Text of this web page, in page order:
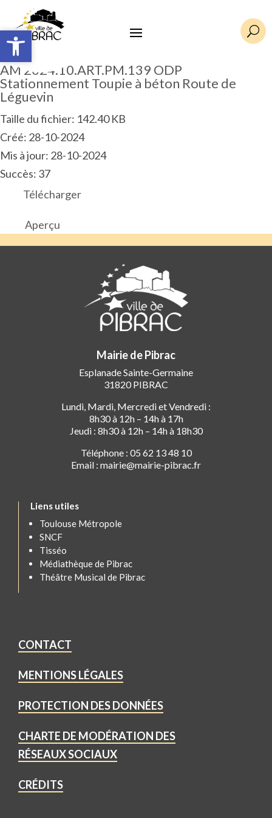
Ouvrir la barre d’outils U
AM 2024.10.ART.PM.139 ODP
Stationnement Toupie à béton Route de
Léguevin
Taille du fichier: 142.40 KB
Créé: 28-10-2024
Mis à jour: 28-10-2024
Succès: 37
Télécharger
Aperçu
Mairie de Pibrac
Esplanade Sainte-Germaine
31820 PIBRAC
Lundi, Mardi, Mercredi et Vendredi :
8h30 à 12h – 14h à 17h
Jeudi : 8h30 à 12h – 14h à 18h30
Téléphone : 05 62 13 48 10
Email : mairie@mairie-pibrac.fr
Liens utiles
Toulouse Métropole
SNCF
Tisséo
Médiathèque de Pibrac
Théâtre Musical de Pibrac
CONTACT
MENTIONS LÉGALES
PROTECTION DES DONNÉES
CHARTE DE MODÉRATION DES
RÉSEAUX SOCIAUX
CRÉDITS
Ouvrir la barre d’outils